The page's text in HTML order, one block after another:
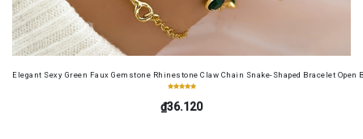
Elegant Sexy Green Faux Gemstone Rhinestone Claw Chain Snake-Shaped Bracelet Open
₫36.120